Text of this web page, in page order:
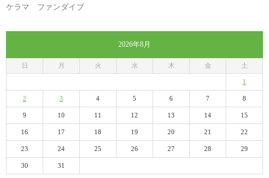
ケラマ ファンダイブ
2026年8月
日 月 火 水 木 金 土
1
2 3 4 5 6 7 8
9 10 11 12 13 14 15
16 17 18 19 20 21 22
23 24 25 26 27 28 29
30 31